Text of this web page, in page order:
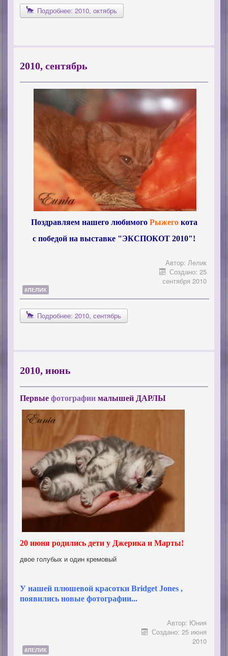
Подробнее: 2010, октябрь
2010, сентябрь
Поздравляем нашего любимого Рыжегокота
с победой на выставке "ЭКСПОКОТ 2010"!
Автор: Лелик
Создано: 25
сентября 2010
#ЛЕЛИК
Подробнее: 2010, сентябрь
2010, июнь
Первые фотографии малышей ДАРЛЫ
20 июня родились дети у Джерика и Марты!
двое голубых и один кремовый
У нашей плюшевой красотки Bridget Jones ,
появились новые фотографии...
Автор: Юния
Создано: 25 июня
2010
#ЛЕЛИК